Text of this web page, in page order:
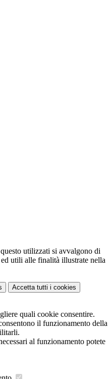
utilizzati si avvalgono di
utili alle finalità illustrate nella
Accetta tutti i cookies
quali cookie consentire.
il funzionamento della
al funzionamento potete